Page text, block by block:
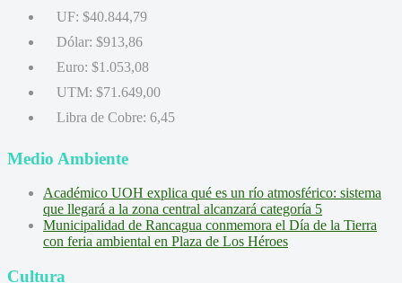
UF: $40.844,79
Dólar: $913,86
Euro: $1.053,08
UTM: $71.649,00
Libra de Cobre: 6,45
Medio Ambiente
Académico UOH explica qué es un río atmosférico: sistema
que llegará a la zona central alcanzará categoría 5
Municipalidad de Rancagua conmemora el Día de la Tierra
con feria ambiental en Plaza de Los Héroes
Cultura